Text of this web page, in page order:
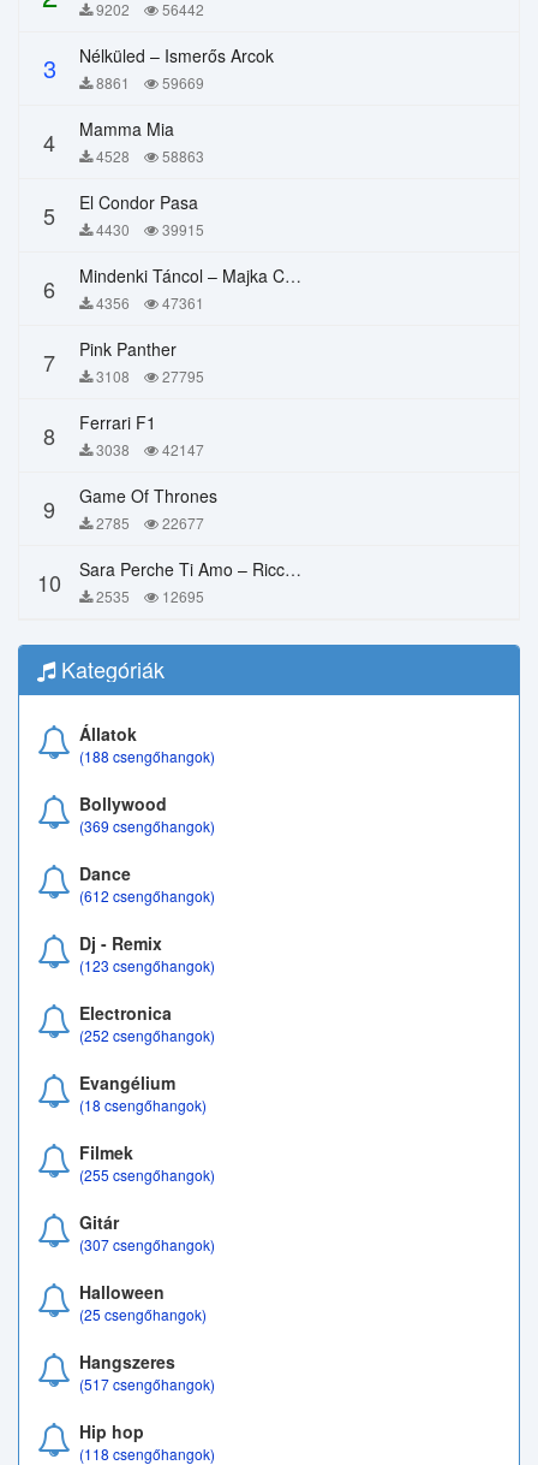
9202 56442
3 Nélküled – Ismerős Arcok
8861 59669
4 Mamma Mia
4528 58863
5 El Condor Pasa
4430 39915
6 Mindenki Táncol – Majka Curtis, Péter Majoros
4356 47361
7 Pink Panther
3108 27795
8 Ferrari F1
3038 42147
9 Game Of Thrones
2785 22677
10 Sara Perche Ti Amo – Ricchi E Poveri
2535 12695
Kategóriák
Állatok
(188 csengőhangok)
Bollywood
(369 csengőhangok)
Dance
(612 csengőhangok)
Dj - Remix
(123 csengőhangok)
Electronica
(252 csengőhangok)
Evangélium
(18 csengőhangok)
Filmek
(255 csengőhangok)
Gitár
(307 csengőhangok)
Halloween
(25 csengőhangok)
Hangszeres
(517 csengőhangok)
Hip hop
(118 csengőhangok)